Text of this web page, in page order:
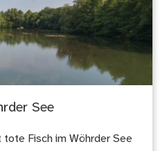
See
Fisch im Wöhrder See